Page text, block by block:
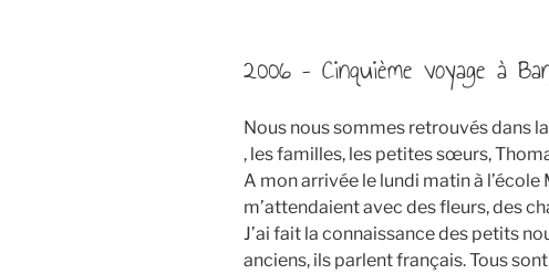
2006 – Cinquième voyage à
Nous nous sommes retrouvés dans
, les familles, les petites sœurs,
A mon arrivée le lundi matin à
m’attendaient avec des fleurs, des
J’ai fait la connaissance des petits
anciens, ils parlent français. Tous